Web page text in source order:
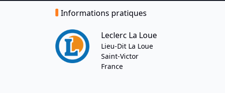
Informations pratiques
Leclerc La Loue
Lieu-Dit La Loue
Saint-Victor
France